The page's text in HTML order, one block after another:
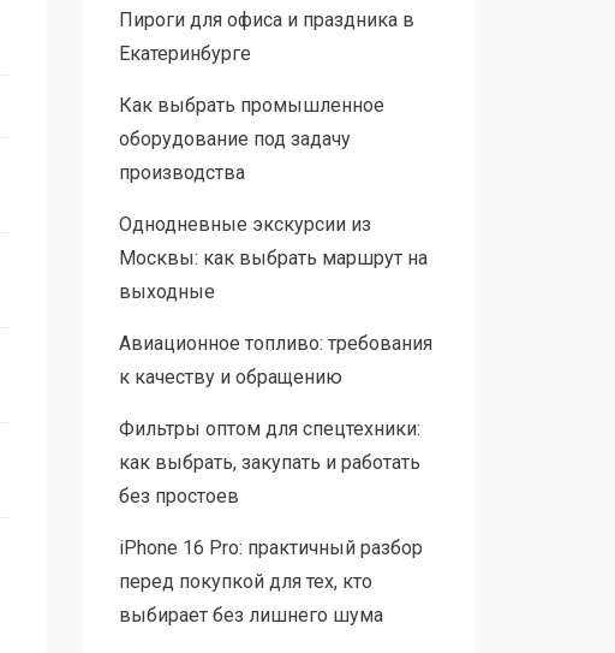
Пироги для офиса и праздника в
Екатеринбурге
Как выбрать промышленное
оборудование под задачу
производства
Однодневные экскурсии из
Москвы: как выбрать маршрут на
выходные
Авиационное топливо: требования
к качеству и обращению
Фильтры оптом для спецтехники:
как выбрать, закупать и работать
без простоев
iPhone 16 Pro: практичный разбор
перед покупкой для тех, кто
выбирает без лишнего шума